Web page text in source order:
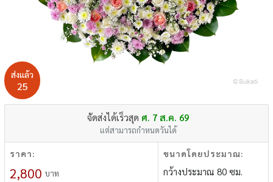
ส่งแล้ว
25
จัดส่งได้เร็วสุด ศ. 7 ส.ค. 69
แต่สามารถกำหนดวันได้
ราคา:
2,800 บาท
ขนาดโดยประมาณ:
กว้างประมาณ 80 ซม.